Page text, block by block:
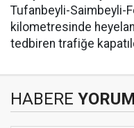
Tufanbeyli-Saimbeyli-
kilometresinde
tedbiren trafiğe
HABERE